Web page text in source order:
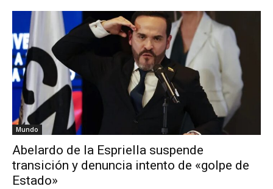
Mundo
Abelardo de la Espriella suspende
transición y denuncia intento de «golpe de
Estado»